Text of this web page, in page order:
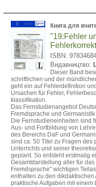
Книга для
"19:Fehler
ISBN:
Видавництво:
Dieser Band
schriftlichen und der
geht ein auf Fehlerdefinition
Ursachen für Fehler,
klassifikation.
Das Fernstudienangebot
Fremdsprache und Germanistik
Die Fernstudieneinheiten sind
Aus- und Fortbildung von
des Bereichs DaF und
sind ca. 50 Titel zu Fragen des
Unterrichts und seiner
geplant. So entsteht erstmalig
Gesamtdarstellung aller für
Fremdsprache" wichtigen
enthalten zu den dikdaktischen
praktische Aufgaben mit einem